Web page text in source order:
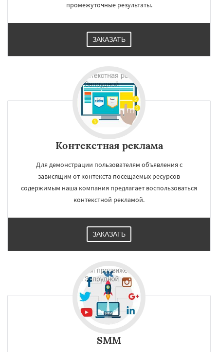
Работаем по
регионам
Измайлово
Лопатино Лотошино
промежуточные результаты.
ЗАКАЗАТЬ
Контекстная реклама
Для демонстрации пользователям объявления с
зависящим от контекста посещаемых ресурсов
содержимым наша компания предлагает воспользоваться
контекстной рекламой.
ЗАКАЗАТЬ
SMM
Даю согласие на обработку персональных данных